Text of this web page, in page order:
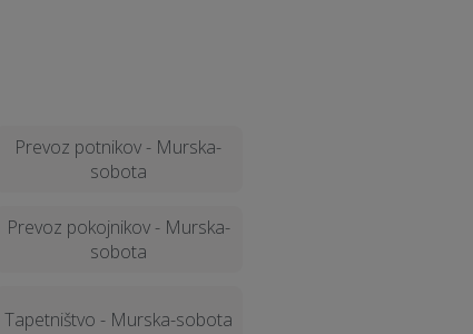
Prevoz potnikov - Murska-
sobota
Prevoz pokojnikov - Murska-
sobota
Tapetništvo - Murska-sobota